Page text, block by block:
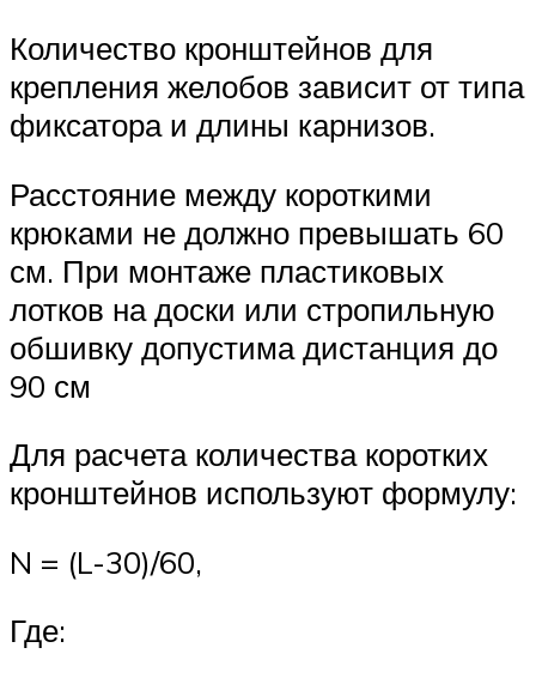
Количество кронштейнов для
крепления желобов зависит от типа
фиксатора и длины карнизов.
Расстояние между короткими
крюками не должно превышать 60
см. При монтаже пластиковых
лотков на доски или стропильную
обшивку допустима дистанция до
90 см
Для расчета количества коротких
кронштейнов используют формулу:
N = (L-30)/60,
Где: